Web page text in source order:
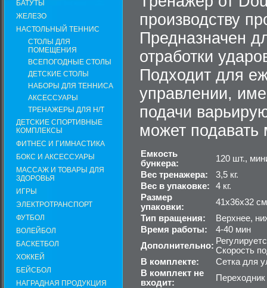
БАТУТЫ
ЖЕЛЕЗО
НАСТОЛЬНЫЙ ТЕННИС
СТОЛЫ ДЛЯ
ПОМЕЩЕНИЯ
ВСЕПОГОДНЫЕ СТОЛЫ
ДЕТСКИЕ СТОЛЫ
НАБОРЫ ДЛЯ ТЕННИСА
АКСЕССУАРЫ
ТРЕНАЖЕРЫ ДЛЯ Н/Т
ДЕТСКИЕ СПОРТИВНЫЕ
КОМПЛЕКСЫ
ФИТНЕС И ГИМНАСТИКА
БОКС И АКСЕССУАРЫ
МАССАЖ И ТОВАРЫ ДЛЯ
ЗДОРОВЬЯ
ИГРЫ
ЭЛЕКТРОТРАНСПОРТ
ФУТБОЛ
ВОЛЕЙБОЛ
БАСКЕТБОЛ
ХОККЕЙ
БЕЙСБОЛ
НАГРАДНАЯ ПРОДУКЦИЯ
производству
Предназначен
отработки
Подходит для
управлении,
подачи
может
Емкость
бункера:
120 шт.,
Вес тренажера:
3,5 кг.
Вес в упаковке:
4 кг.
Размер
упаковки:
41х36х32 см
Тип вращения:
Верхнее,
Время работы:
4-40 мин
Дополнительно: Скорость
В комплекте:
Сетка для
В комплект не
входит: